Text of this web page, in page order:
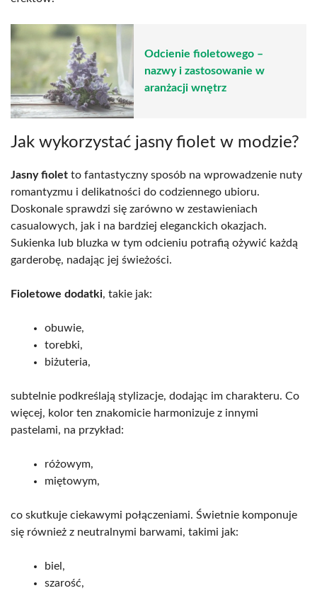
Odcienie fioletowego –
nazwy i zastosowanie w
aranżacji wnętrz
Jak wykorzystać jasny fiolet w modzie?
Jasny fiolet to fantastyczny sposób na wprowadzenie nuty
romantyzmu i delikatności do codziennego ubioru.
Doskonale sprawdzi się zarówno w zestawieniach
casualowych, jak i na bardziej eleganckich okazjach.
Sukienka lub bluzka w tym odcieniu potrafią ożywić każdą
garderobę, nadając jej świeżości.
Fioletowe dodatki, takie jak:
obuwie,
torebki,
biżuteria,
subtelnie podkreślają stylizacje, dodając im charakteru. Co
więcej, kolor ten znakomicie harmonizuje z innymi
pastelami, na przykład:
różowym,
miętowym,
co skutkuje ciekawymi połączeniami. Świetnie komponuje
się również z neutralnymi barwami, takimi jak:
biel,
szarość,